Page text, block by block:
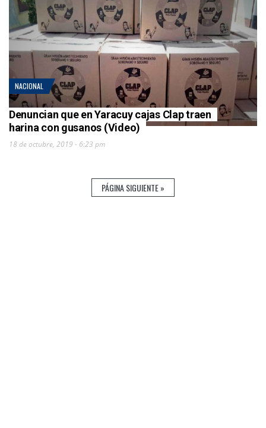
NACIONAL
Denuncian que en Yaracuy cajas Clap traen
harina con gusanos (Video)
18 de octubre, 2019 - 6:23 pm
PÁGINA SIGUIENTE »